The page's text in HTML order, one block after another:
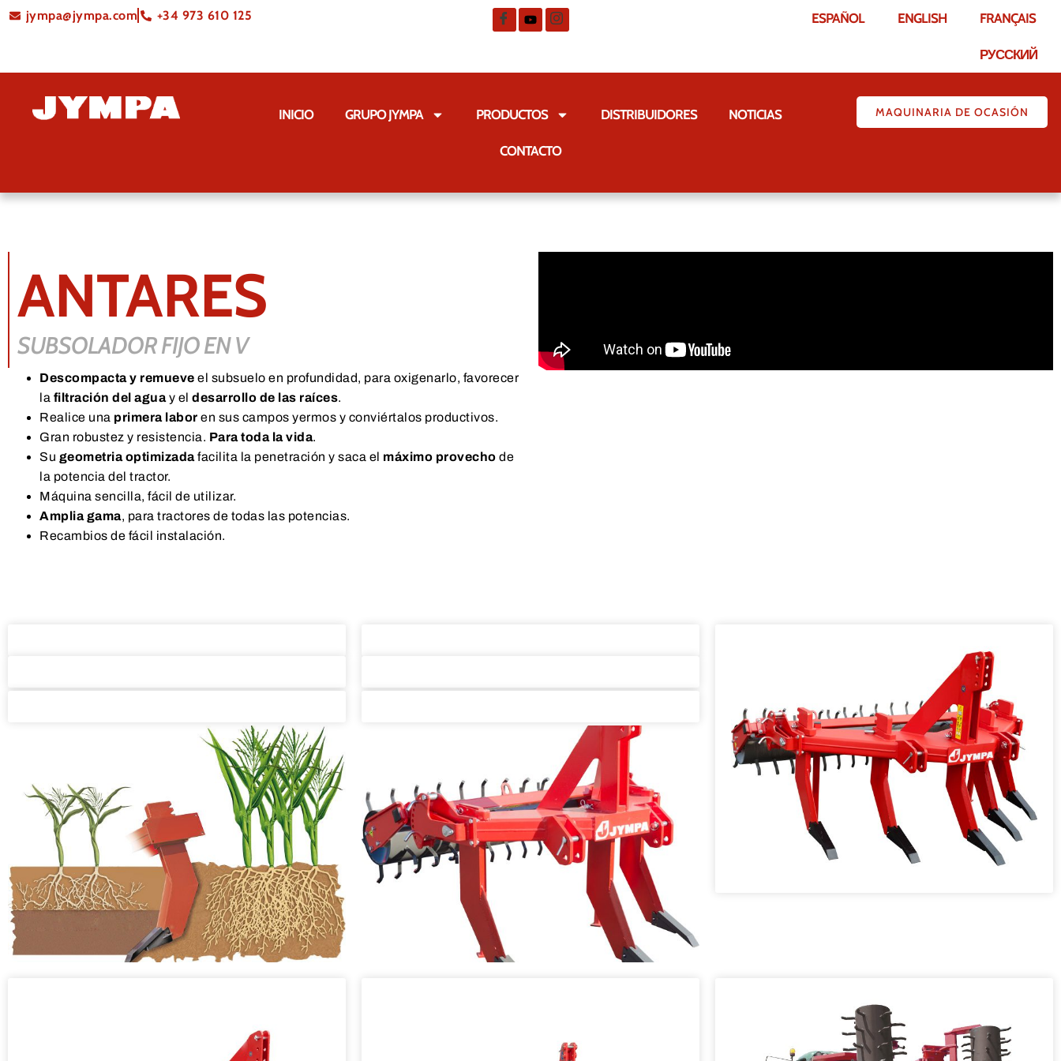
jympa@jympa.com +34 973 610 125 ESPAÑOL ENGLISH FRANÇAIS
РУССКИЙ
INICIO GRUPO JYMPA PRODUCTOS DISTRIBUIDORES NOTICIAS
CONTACTO
MAQUINARIA DE OCASIÓN
ANTARES
SUBSOLADOR FIJO EN V
Descompacta y remueve el subsuelo en profundidad, para oxigenarlo, favorecer
la filtración del aguay el desarrollo de las raíces.
Realice una primera labor en sus campos yermos y conviértalos productivos.
Gran robustez y resistencia. Para toda la vida.
Su geometria optimizadafacilita la penetración y saca el máximo provecho de
la potencia del tractor.
Máquina sencilla, fácil de utilizar.
Amplia gama, para tractores de todas las potencias.
Recambios de fácil instalación.